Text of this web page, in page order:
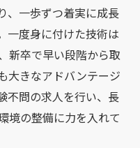
、一歩ずつ着実に成長
一度身に付けた技術は
新卒で早い段階から取
大きなアドバンテージ
不問の求人を行い、長
境の整備に力を入れて